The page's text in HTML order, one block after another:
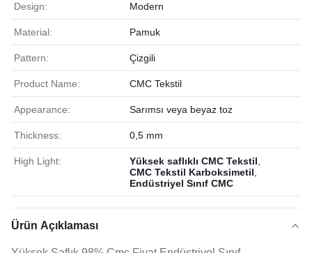
Design: Modern
Material: Pamuk
Pattern: Çizgili
Product Name: CMC Tekstil
Appearance: Sarımsı veya beyaz toz
Thickness: 0,5 mm
High Light: Yüksek saflıklı CMC Tekstil
CMC Tekstil Karboksimetil
Endüstriyel Sınıf CMC
Ürün Açıklaması